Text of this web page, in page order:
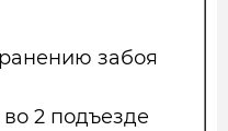
забоя
2 подъезде